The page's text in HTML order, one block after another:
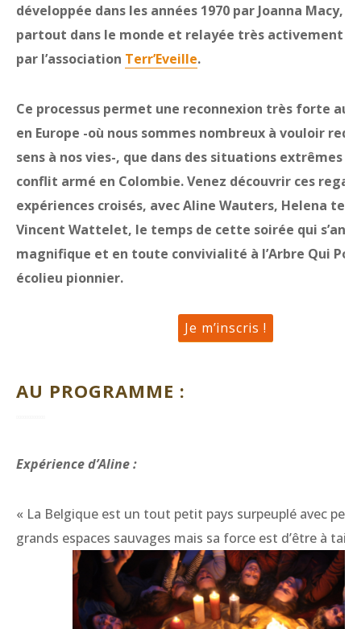
développée dans les années 1970 par Joanna Macy,
partout dans le monde et relayée très activement
par l’association Terr’Eveille.
Ce processus permet une reconnexion très forte au
en Europe -où nous sommes nombreux à vouloir
sens à nos vies-, que dans des situations extrêmes
conflit armé en Colombie. Venez découvrir ces
expériences croisés, avec Aline Wauters, Helena ter
Vincent Wattelet, le temps de cette soirée qui
magnifique et en toute convivialité à l’Arbre Qui
écolieu pionnier.
Je m’inscris !
AU PROGRAMME :
Expérience d’Aline :
« La Belgique est un tout petit pays surpeuplé avec peu
grands espaces sauvages mais sa force est d’être à